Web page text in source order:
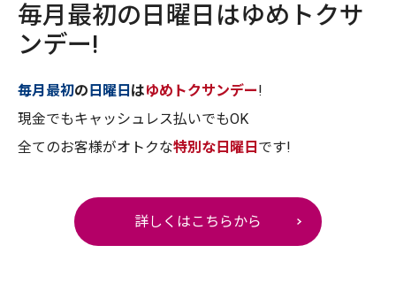
毎月最初の日曜日はゆめトクサ
ンデー!
毎月最初の 日曜日 はゆめトクサンデー!
現金でもキャッシュレス払いでもOK
全てのお客様がオトクな特別な日曜日 です!
詳しくはこちらから